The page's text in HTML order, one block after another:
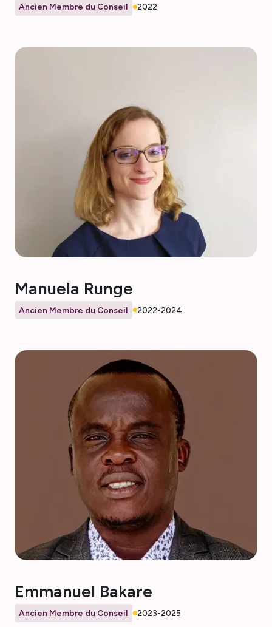
Ancien Membre du Conseil 2022
Manuela Runge
Ancien Membre du Conseil 2022-2024
Emmanuel Bakare
Ancien Membre du Conseil 2023-2025